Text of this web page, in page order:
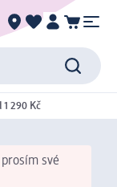
290 Kč
své